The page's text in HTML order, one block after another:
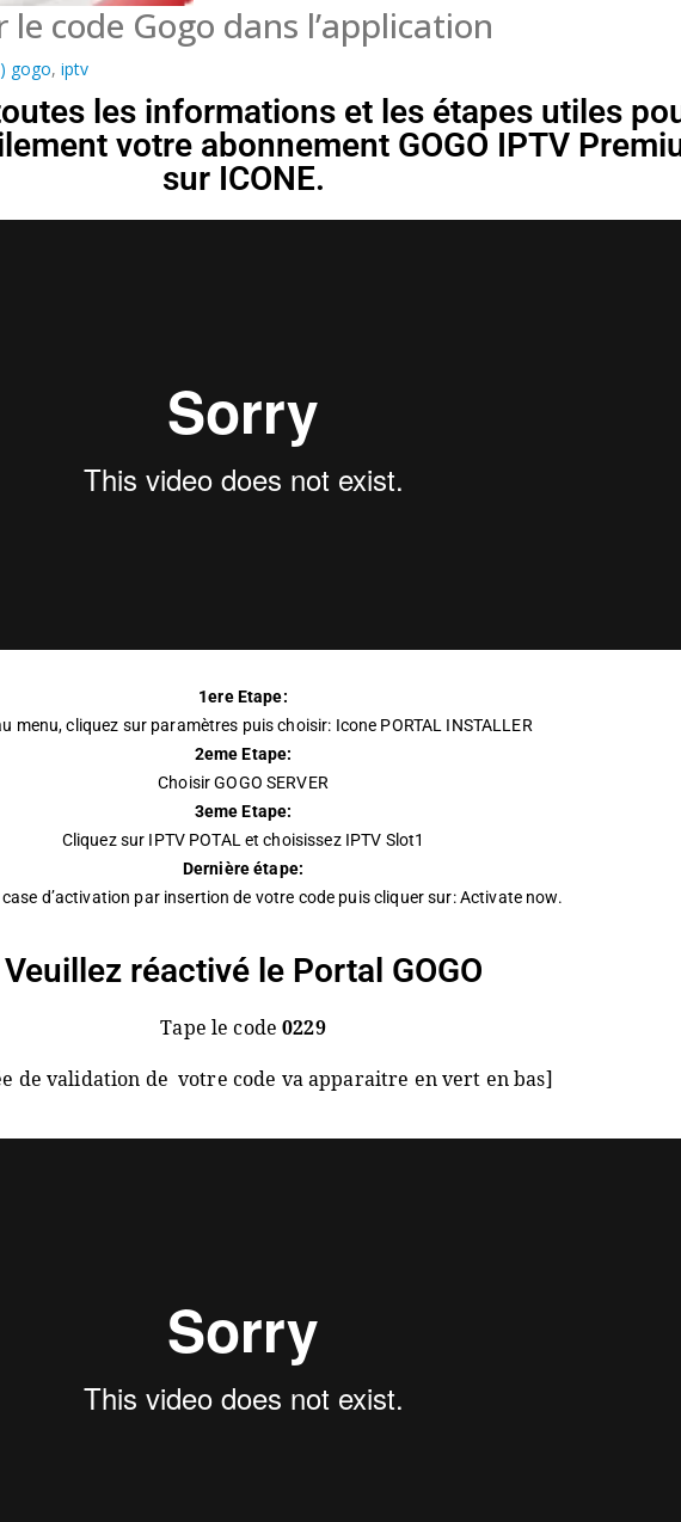
code Gogo dans l’application
gogo, iptv
les informations et les étapes utiles
votre abonnement GOGO IPTV
sur ICONE.
1ere Etape:
menu, cliquez sur paramètres puis choisir: Icone PORTAL INSTALLER
2eme Etape:
Choisir GOGO SERVER
3eme Etape:
Cliquez sur IPTV POTAL et choisissez IPTV Slot1
Dernière étape:
d’activation par insertion de votre code puis cliquer sur: Activate now.
Veuillez réactivé le Portal GOGO
Tape le code0229
de validation de votre code va apparaitre en vert en bas]